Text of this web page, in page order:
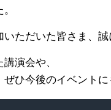
ただいた皆さま、誠
演会や、
ひ今後のイベントに